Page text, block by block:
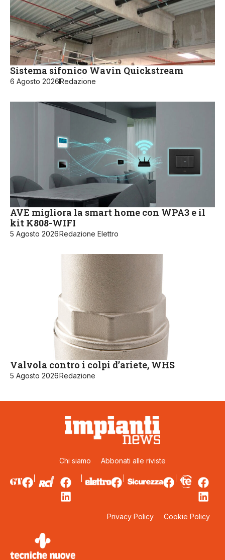
Sistema sifonico Wavin Quickstream
6 Agosto 2026Redazione
AVE migliora la smart home con WPA3 e il
kit K808-WIFI
5 Agosto 2026Redazione Elettro
Valvola contro i colpi d’ariete, WHS
5 Agosto 2026Redazione
Chi siamo Abbonati alle riviste
Privacy Policy Cookie Policy